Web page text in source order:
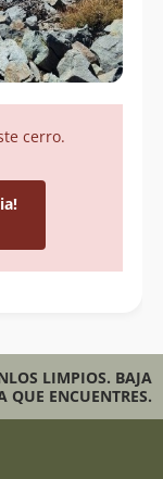
cerro.
LIMPIOS. BAJA
QUE ENCUENTRES.